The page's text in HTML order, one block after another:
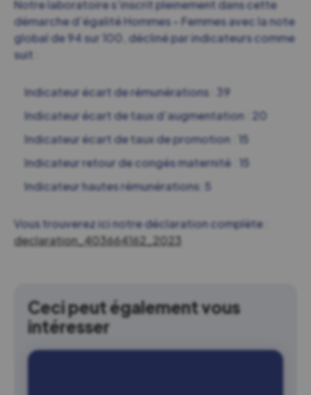
Notre laboratoire s’inscrit pleinement dans cette
démarche d’égalité Hommes – Femmes avec la note
global de 94 sur 100, décliné par indicateurs comme
suit :
Indicateur écart de rémunérations : 39
Indicateur écart de taux d’augmentation : 20
Indicateur écart de taux de promotion : 15
Indicateur retour de congés maternité : 15
Indicateur hautes rémunérations: 5
Vous trouverez ici notre déclaration complète :
declaration_403664162_2023
Ceci peut également vous
intéresser